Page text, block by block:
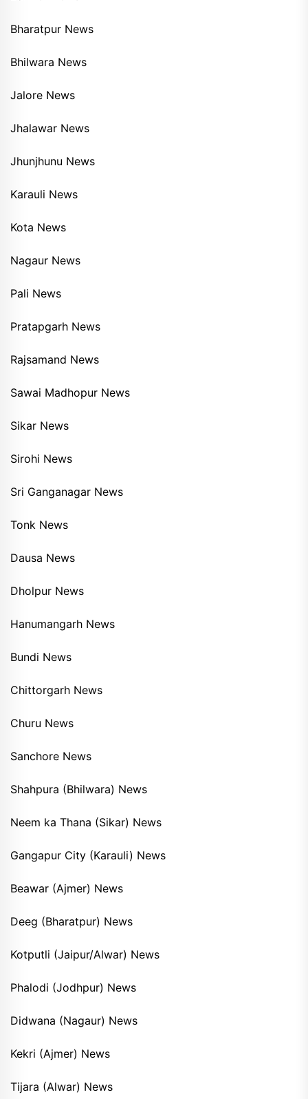
Bharatpur News
Bhilwara News
Jalore News
Jhalawar News
Jhunjhunu News
Karauli News
Kota News
Nagaur News
Pali News
Pratapgarh News
Rajsamand News
Sawai Madhopur News
Sikar News
Sirohi News
Sri Ganganagar News
Tonk News
Dausa News
Dholpur News
Hanumangarh News
Bundi News
Chittorgarh News
Churu News
Sanchore News
Shahpura (Bhilwara) News
Neem ka Thana (Sikar) News
Gangapur City (Karauli) News
Beawar (Ajmer) News
Deeg (Bharatpur) News
Kotputli (Jaipur/Alwar) News
Phalodi (Jodhpur) News
Didwana (Nagaur) News
Kekri (Ajmer) News
Tijara (Alwar) News